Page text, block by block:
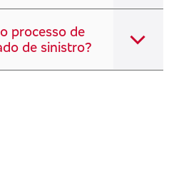
processo de
de sinistro?